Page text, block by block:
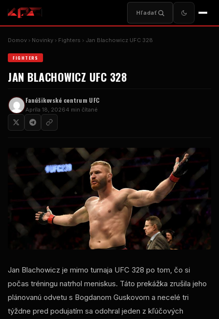
Hľadať
Domov Novinky Fighters Jan Blachowicz UFC 328
FIGHTERS
JAN BLACHOWICZ UFC 328
Fanúšikovské centrum UFC
Apríla 18, 20264 min čítané
Jan Blachowicz je mimo turnaja UFC 328 po tom, čo si
počas tréningu natrhol meniskus. Táto prekážka zrušila jeho
plánovanú odvetu s Bogdanom Guskovom a necelé tri
týždne pred podujatím sa odohral jeden z kľúčových